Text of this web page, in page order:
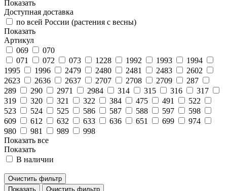
Показать
Доступная доставка
по всей России (растения с весны)
Показать
Артикул
069
070
071
072 073 1228 1992 1993
1994
1995
1996 2479 2480 2481 2483
2602
2623
2636 2637 2707 2708 2709
287
289
290 2971 2984 314 315 316
317
319
320 321 322 384 475 491
522
523
524 525 586 587 588 597
598
609
612 632 633 636 651 699
974
980
981 989
998
Показать все
Показать
В наличии
Очистить фильтр
Очистить фильтр